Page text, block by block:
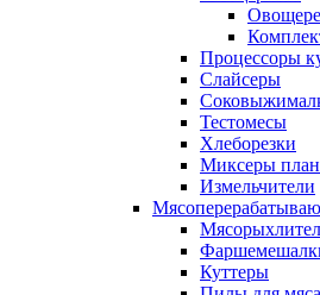
Процессоры
Слайсеры
Тестомесы
Хлеборезки
Миксеры
Измельчители
Куттеры